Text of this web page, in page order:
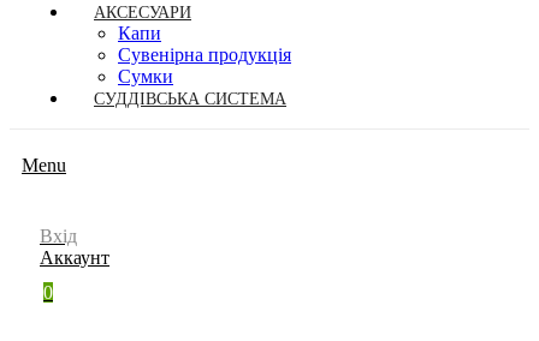
АКСЕСУАРИ
Капи
Сувенірна продукція
Сумки
СУДДІВСЬКА СИСТЕМА
Menu
Вхід
Аккаунт
0